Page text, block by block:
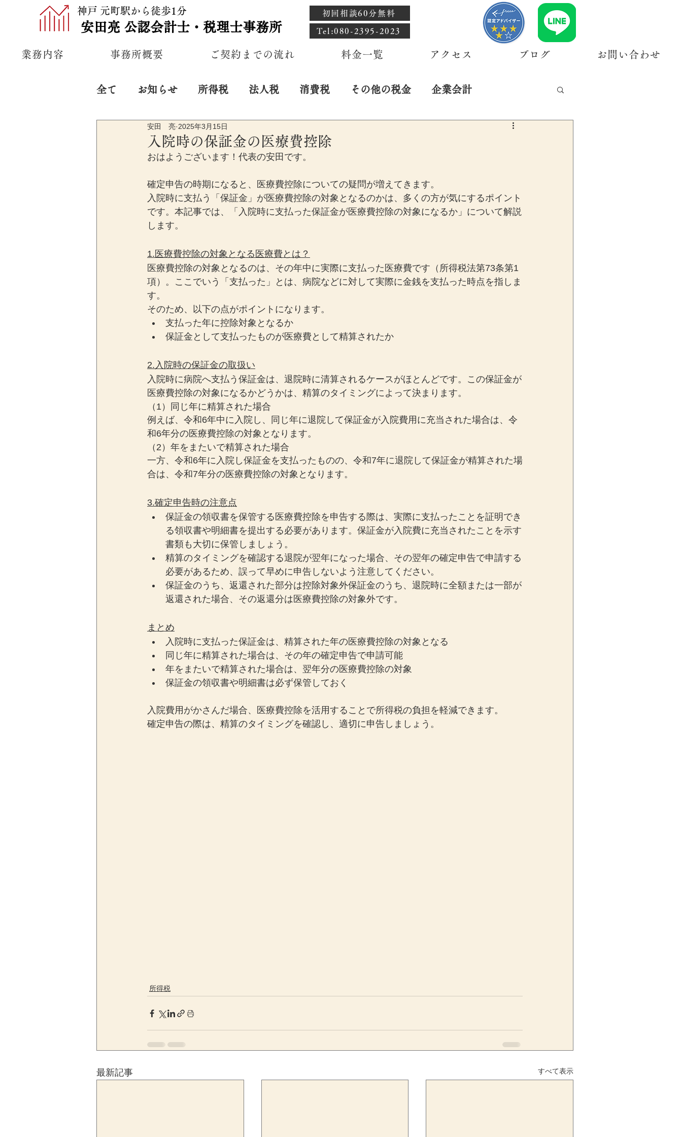
神戸 元町駅から徒歩1分
安田亮 公認会計士・税理士事務所
初回相談60分無料
​Tel:080-2395-2023
業務内容 事務所概要 ご契約までの流れ 料金一覧 アクセス ブログ お問い合わせ
全て お知らせ 所得税 法人税 消費税 その他の税金 企業会計
プライベート 経営
入院時の保証金の医療費控除
安田 亮 2025年3月15日
おはようございます！代表の安田です。
確定申告の時期になると、医療費控除についての疑問が増えてきます。
入院時に支払う「保証金」が医療費控除の対象となるのかは、多くの方が気にするポイント
です。本記事では、「入院時に支払った保証金が医療費控除の対象になるか」について解説
します。
1.医療費控除の対象となる医療費とは？
医療費控除の対象となるのは、その年中に実際に支払った医療費です（所得税法第73条第1
項）。ここでいう「支払った」とは、病院などに対して実際に金銭を支払った時点を指しま
す。
そのため、以下の点がポイントになります。
支払った年に控除対象となるか
保証金として支払ったものが医療費として精算されたか
2.入院時の保証金の取扱い
入院時に病院へ支払う保証金は、退院時に清算されるケースがほとんどです。この保証金が
医療費控除の対象になるかどうかは、精算のタイミングによって決まります。
（1）同じ年に精算された場合
例えば、令和6年中に入院し、同じ年に退院して保証金が入院費用に充当された場合は、令
和6年分の医療費控除の対象となります。
（2）年をまたいで精算された場合
一方、令和6年に入院し保証金を支払ったものの、令和7年に退院して保証金が精算された場
合は、令和7年分の医療費控除の対象となります。
3.確定申告時の注意点
保証金の領収書を保管する医療費控除を申告する際は、実際に支払ったことを証明でき
る領収書や明細書を提出する必要があります。保証金が入院費に充当されたことを示す
書類も大切に保管しましょう。
精算のタイミングを確認する退院が翌年になった場合、その翌年の確定申告で申請する
必要があるため、誤って早めに申告しないよう注意してください。
保証金のうち、返還された部分は控除対象外保証金のうち、退院時に全額または一部が
返還された場合、その返還分は医療費控除の対象外です。
まとめ
入院時に支払った保証金は、精算された年の医療費控除の対象となる
同じ年に精算された場合は、その年の確定申告で申請可能
年をまたいで精算された場合は、翌年分の医療費控除の対象
保証金の領収書や明細書は必ず保管しておく
入院費用がかさんだ場合、医療費控除を活用することで所得税の負担を軽減できます。
確定申告の際は、精算のタイミングを確認し、適切に申告しましょう。
所得税
最新記事 すべて表示